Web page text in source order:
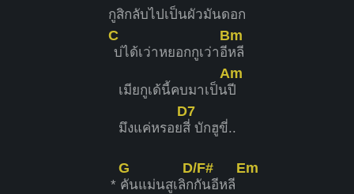
กูสิกลับไปเป็นผัวมันดอก
C
บ่ได้เว่าหยอกกูเว่าอี
Bm
หลี
เมียกูเด้นี้คบมาเป็น
Am
ปี
มึงแค่หรอย
D7
สี่ บักฮูขี่..
*
G
คันแม่นสูเลิก
D/F#
กันอีหลี
Em